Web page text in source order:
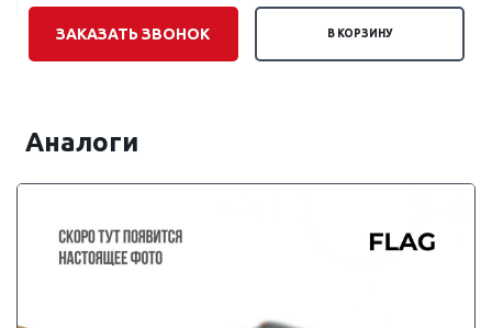
ЗАКАЗАТЬ ЗВОНОК В КОРЗИНУ
Аналоги